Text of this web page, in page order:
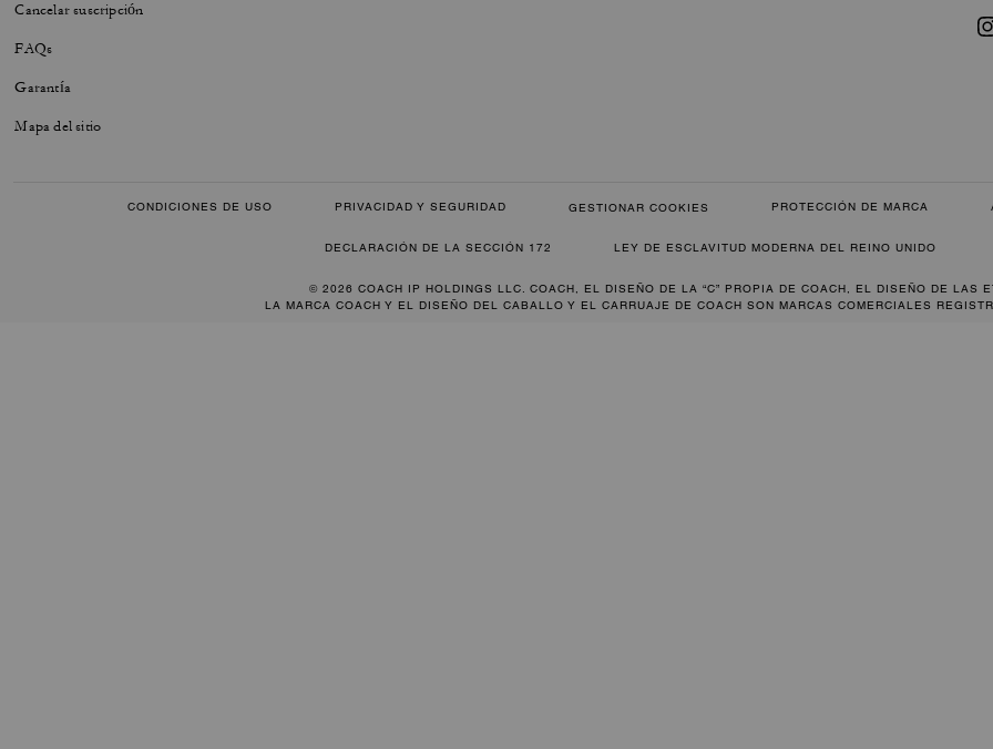
Cancelar suscripción
FAQs
Garantía
Mapa del sitio
CONDICIONES DE USO PRIVACIDAD Y SEGURIDAD GESTIONAR COOKIES PROTECCIÓN DE MARCA
DECLARACIÓN DE LA SECCIÓN 172 LEY DE ESCLAVITUD MODERNA DEL REINO UNIDO
© 2026 COACH IP HOLDINGS LLC. COACH, EL DISEÑO DE LA “C” PROPIA DE COACH, EL DISEÑO DE LAS
LA MARCA COACH Y EL DISEÑO DEL CABALLO Y EL CARRUAJE DE COACH SON MARCAS COMERCIALES